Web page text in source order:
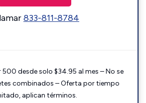
833-811-8784
500 desde solo $34.95 al mes – No se
combinados – Oferta por tiempo
aplican términos.